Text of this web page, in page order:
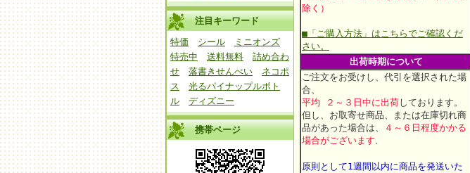
注目キーワード
特価
シール
ミニオンズ
特売中
送料無料
詰め合わ
せ
落書きせんべい
ネコポ
ス
光るパイナップルボト
ル
ディズニー
携帯ページ
除く）
■「ご購入方法」はこちらでご確認くだ
さい。
出荷時期について
ご注文をお受けし、代引を選択された場
合、
平均 ２～３日中に出荷しております。
但し、お取寄せ商品、または在庫切れ商
品があった場合は、
４～６日程度かかる
場合がございます
原則として1週間以内に商品を発送いた